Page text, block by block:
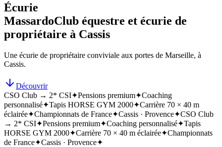
Écurie
MassardoClub équestre et écurie de
propriétaire à Cassis
Une écurie de propriétaire conviviale aux portes de Marseille, à
Cassis.
Découvrir
CSO Club → 2* CSI✦Pensions premium✦Coaching
personnalisé✦Tapis HORSE GYM 2000✦Carrière 70 × 40 m
éclairée✦Championnats de France✦Cassis · Provence✦CSO Club
→ 2* CSI✦Pensions premium✦Coaching personnalisé✦Tapis
HORSE GYM 2000✦Carrière 70 × 40 m éclairée✦Championnats
de France✦Cassis · Provence✦